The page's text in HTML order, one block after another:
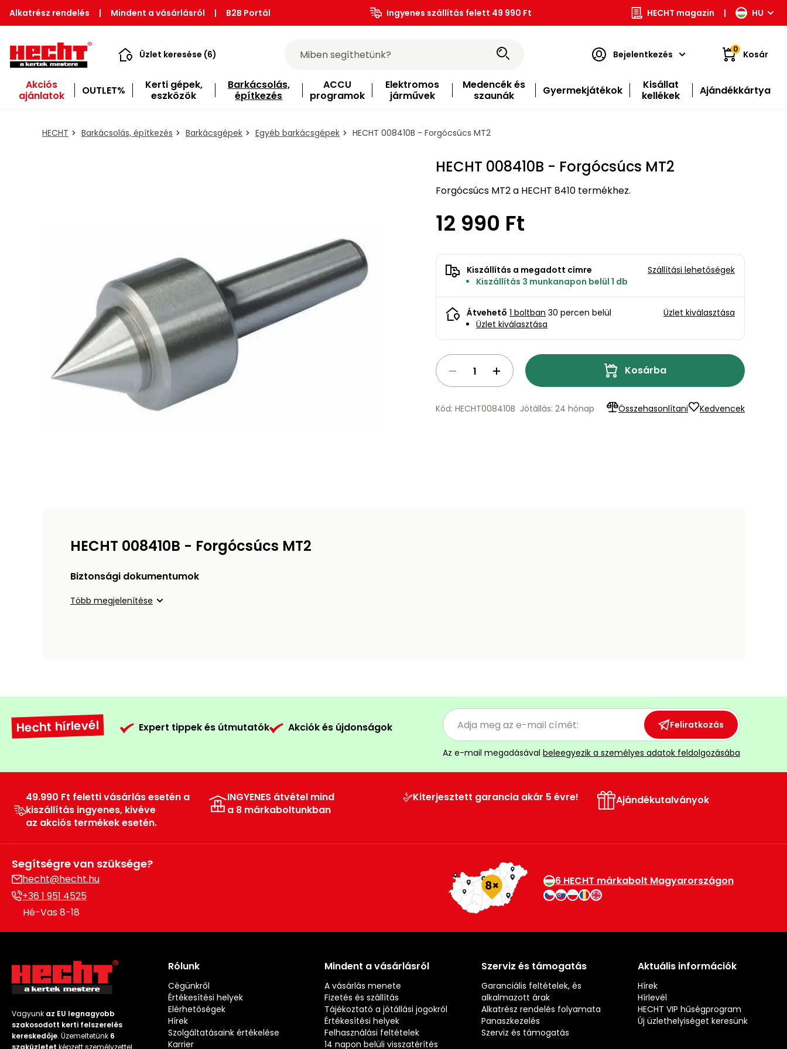
Alkatrész rendelés | Mindent a vásárlásról | B2B Portál Ingyenes szállítás felett 49 990 Ft HECHT magazin | HU
Üzlet keresése (6) Bejelentkezés 0 Kosár
Akciós
ajánlatok
OUTLET%
Kerti gépek,
eszközök
Barkácsolás,
építkezés
ACCU
programok
Elektromos
járművek
Medencék és
szaunák
Gyermekjátékok
Kisállat
kellékek
Ajándékkártya
HECHT Barkácsolás, építkezés Barkácsgépek Egyéb barkácsgépek HECHT 008410B - Forgócsúcs MT2
HECHT 008410B - Forgócsúcs MT2
Forgócsúcs MT2 a HECHT 8410 termékhez.
12 990 Ft
Kiszállítás a megadott címre
Kiszállítás 3 munkanapon belül 1 db
Szállítási lehetőségek
Átvehető 1 boltban 30 percen belül
Üzlet kiválasztása
Üzlet kiválasztása
Kosárba
Összehasonlítani Kedvencek
Kód: HECHT008410B Jótállás: 24 hónap
HECHT 008410B - Forgócsúcs MT2
Biztonsági dokumentumok
Több megjelenítése
Hecht hírlevél Expert tippek és útmutatók Akciók és újdonságok Feliratkozás
Az e-mail megadásával beleegyezik a személyes adatok feldolgozásába
49.990 Ft feletti vásárlás esetén a
kiszállítás ingyenes, kivéve
az akciós termékek esetén.
INGYENES átvétel mind
a 8 márkaboltunkban
Kiterjesztett garancia akár 5 évre! Ajándékutalványok
Segítségre van szüksége?
hecht@hecht.hu
+36 1 951 4525
Hé-Vas 8-18
6 HECHT márkabolt Magyarországon
Vagyunk az EU legnagyobb
szakosodott kerti felszerelés
kereskedője. Üzemeltetünk 6
Rólunk
Cégünkről
Értékesítési helyek
Elérhetőségek
Hírek
Szolgáltatásaink értékelése
Karrier
Mindent a vásárlásról
A vásárlás menete
Fizetés és szállítás
Tájékoztató a jótállási jogokról
Értékesítési helyek
Felhasználási feltételek
14 napon belüli visszatérítés
Szerviz és támogatás
Garanciális feltételek, és
alkalmazott árak
Alkatrész rendelés folyamata
Panaszkezelés
Szerviz és támogatás
Aktuális információk
Hírek
Hírlevél
HECHT VIP hűségprogram
Új üzlethelyiséget keresünk